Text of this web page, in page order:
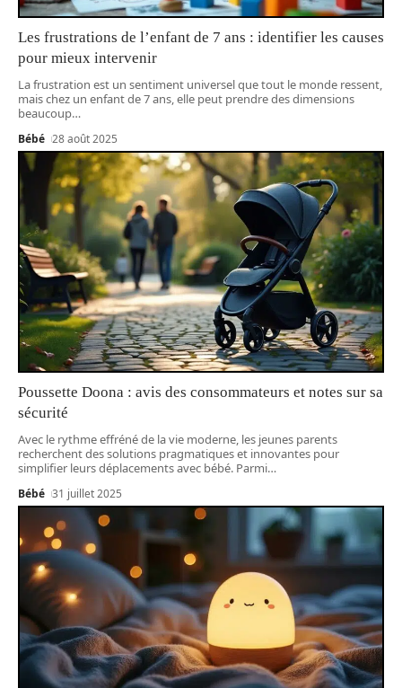
Les frustrations de l’enfant de 7 ans : identifier les causes
pour mieux intervenir
La frustration est un sentiment universel que tout le monde ressent,
mais chez un enfant de 7 ans, elle peut prendre des dimensions
beaucoup…
Bébé 28 août 2025
Poussette Doona : avis des consommateurs et notes sur sa
sécurité
Avec le rythme effréné de la vie moderne, les jeunes parents
recherchent des solutions pragmatiques et innovantes pour
simplifier leurs déplacements avec bébé. Parmi…
Bébé 31 juillet 2025